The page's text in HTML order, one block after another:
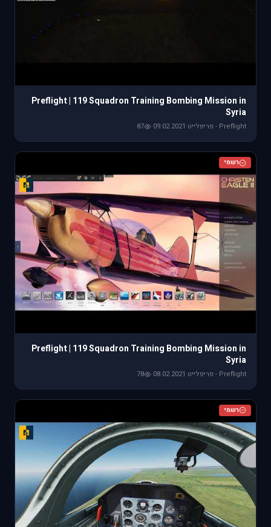
Preflight | 119 Squadron Training Bombing Mission in
Syria
Preflight - פריפלייט ·
09.02.2021
·
87
רשמי
Preflight | 119 Squadron Training Bombing Mission in
Syria
Preflight - פריפלייט ·
08.02.2021
·
78
רשמי